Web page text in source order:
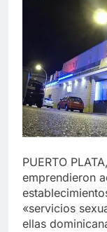
PUERTO
emprendieron
«servicios
ellas